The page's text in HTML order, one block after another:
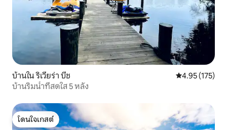
บ้านใน ริเวียร่า บีช คะแนนเฉลี่ย
4.95 (175)
บ้านริมน้ำที่สดใส 5 หลัง
โดนใจเกสต์
โดนใจเกสต์